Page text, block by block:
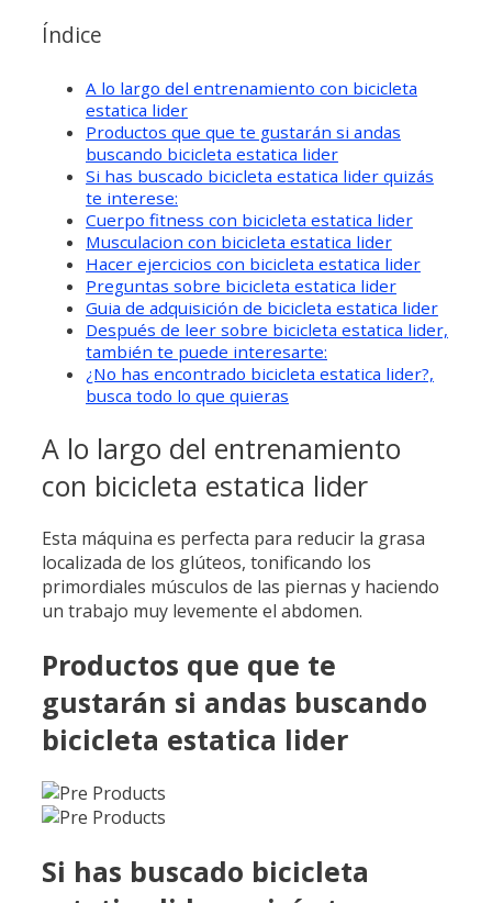
Índice
A lo largo del entrenamiento con bicicleta
estatica lider
Productos que que te gustarán si andas
buscando bicicleta estatica lider
Si has buscado bicicleta estatica lider quizás
te interese:
Cuerpo fitness con bicicleta estatica lider
Musculacion con bicicleta estatica lider
Hacer ejercicios con bicicleta estatica lider
Preguntas sobre bicicleta estatica lider
Guia de adquisición de bicicleta estatica lider
Después de leer sobre bicicleta estatica lider,
también te puede interesarte:
¿No has encontrado bicicleta estatica lider?,
busca todo lo que quieras
A lo largo del entrenamiento
con bicicleta estatica lider
Esta máquina es perfecta para reducir la grasa
localizada de los glúteos, tonificando los
primordiales músculos de las piernas y haciendo
un trabajo muy levemente el abdomen.
Productos que que te
gustarán si andas buscando
bicicleta estatica lider
Si has buscado bicicleta